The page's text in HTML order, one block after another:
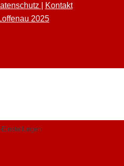
Kontakt
2025
Einstellungen